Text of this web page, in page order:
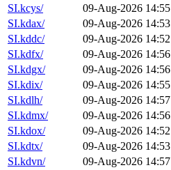
SI.kcys/
09-Aug-2026 14:55
SI.kdax/
09-Aug-2026 14:53
SI.kddc/
09-Aug-2026 14:52
SI.kdfx/
09-Aug-2026 14:56
SI.kdgx/
09-Aug-2026 14:56
SI.kdix/
09-Aug-2026 14:55
SI.kdlh/
09-Aug-2026 14:57
SI.kdmx/
09-Aug-2026 14:56
SI.kdox/
09-Aug-2026 14:52
SI.kdtx/
09-Aug-2026 14:53
SI.kdvn/
09-Aug-2026 14:57